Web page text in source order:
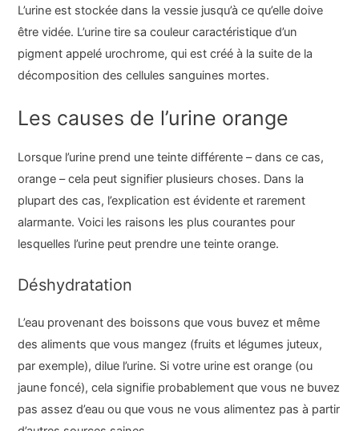
L’urine est stockée dans la vessie jusqu’à ce qu’elle doive
être vidée. L’urine tire sa couleur caractéristique d’un
pigment appelé urochrome, qui est créé à la suite de la
décomposition des cellules sanguines mortes.
Les causes de l’urine orange
Lorsque l’urine prend une teinte différente – dans ce cas,
orange – cela peut signifier plusieurs choses. Dans la
plupart des cas, l’explication est évidente et rarement
alarmante. Voici les raisons les plus courantes pour
lesquelles l’urine peut prendre une teinte orange.
Déshydratation
L’eau provenant des boissons que vous buvez et même
des aliments que vous mangez (fruits et légumes juteux,
par exemple), dilue l’urine. Si votre urine est orange (ou
jaune foncé), cela signifie probablement que vous ne buvez
pas assez d’eau ou que vous ne vous alimentez pas à partir